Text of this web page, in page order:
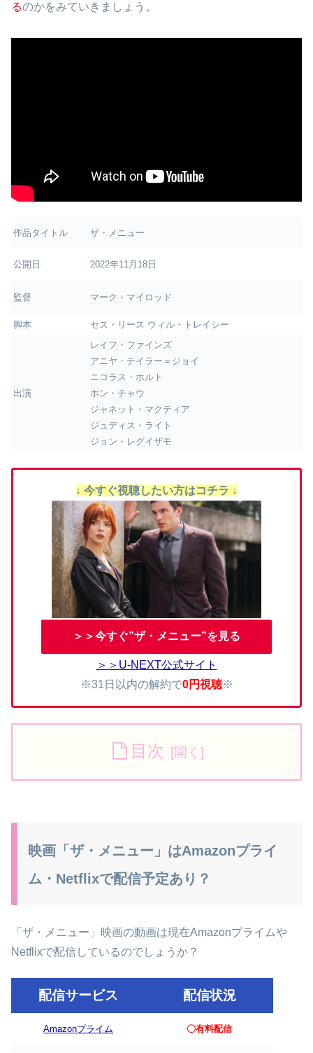
るのかをみていきましょう。
作品タイトル ザ・メニュー
公開日 2022年11月18日
監督 マーク・マイロッド
脚本 セス・リース ウィル・トレイシー
出演
レイフ・ファインズ
アニヤ・テイラー＝ジョイ
ニコラス・ホルト
ホン・チャウ
ジャネット・マクティア
ジュディス・ライト
ジョン・レグイザモ
↓ 今すぐ視聴したい方はコチラ ↓
＞＞今すぐ”ザ・メニュー”を見る
＞＞U-NEXT公式サイト
※31日以内の解約で0円視聴※
目次
映画「ザ・メニュー」はAmazonプライ
ム・Netflixで配信予定あり？
「ザ・メニュー」映画の動画は現在Amazonプライムや
Netflixで配信しているのでしょうか？
配信サービス 配信状況
Amazonプライム 〇有料配信